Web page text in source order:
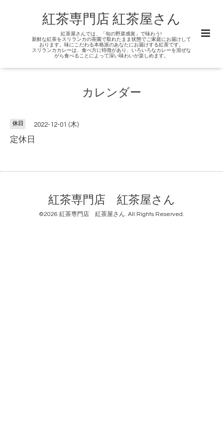
紅茶専門店 紅茶屋さん
紅茶屋さんでは、「旬の野菜感覚」で味わう!
新鮮な紅茶をスリランカの茶園で取れたまま状態でご家庭にお届けして
おります。味にこだわる本格派のあなたにお届けする紅茶です。
スリランカカレーは、食べ方に特徴があり、いろいろなカレーを混ぜな
がら食べることによって深い味わいが楽しめます。
カレンダー
休日 2022-12-01 (木)
定休日
紅茶専門店 紅茶屋さん
©2026 紅茶専門店 紅茶屋さん. All Rights Reserved.